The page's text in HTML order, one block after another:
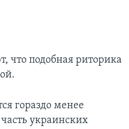
что подобная риторика
гораздо менее
украинских